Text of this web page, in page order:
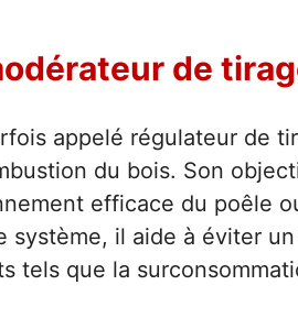
de
appelé régulateur de
du bois. Son
efficace du poêle
système, il aide à éviter
tels que la